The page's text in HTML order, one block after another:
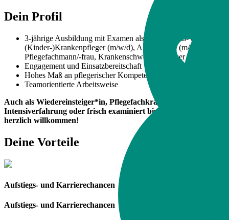
Dein Profil
3-jährige Ausbildung mit Examen als Gesundheits- und
(Kinder-)Krankenpfleger (m/w/d), Altenpfleger (m/w/d),
Pflegefachmann/-frau, Krankenschwester/-pfleger
Engagement und Einsatzbereitschaft
Hohes Maß an pflegerischer Kompetenz
Teamorientierte Arbeitsweise
Auch als Wiedereinsteiger*in, Pflegefachkraft (m/w/d) ohne
Intensiverfahrung oder frisch examiniert bist du bei uns ganz
herzlich willkommen!
Deine Vorteile
Aufstiegs- und Karrierechancen
Aufstiegs- und Karrierechancen